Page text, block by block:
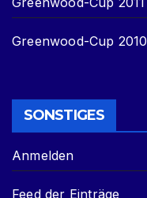
Greenwood-Cup 2010
SONSTIGES
Anmelden
Feed der Einträge